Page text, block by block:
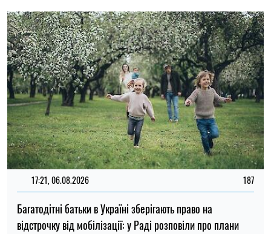
Ірина Де Люсто
11:30, 04.08.2026